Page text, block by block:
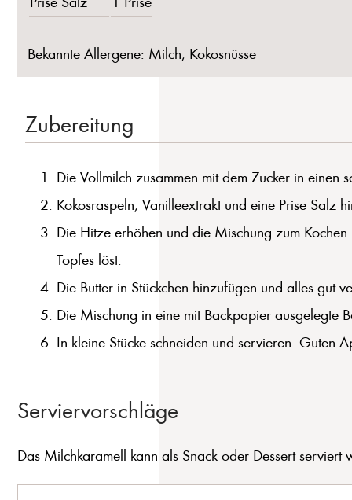
Bekannte Allergene: Milch, Kokosnüsse
Zubereitung
Die Vollmilch zusammen mit dem Zucker in
Kokosraspeln, Vanilleextrakt und eine Prise Salz
Die Hitze erhöhen und die Mischung zum
Topfes löst.
Die Butter in Stückchen hinzufügen und alles gut
Die Mischung in eine mit Backpapier ausgelegte
In kleine Stücke schneiden und servieren. Guten
Serviervorschläge
Das Milchkaramell kann als Snack oder Dessert serviert